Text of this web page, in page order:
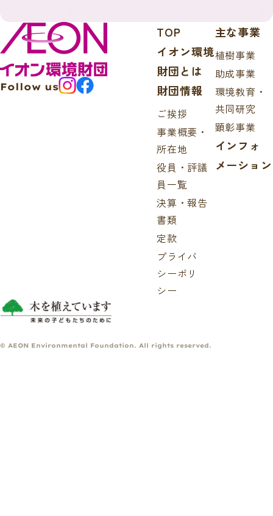
Follow us
TOP
イオン環境
財団とは
財団情報
ご挨拶
事業概要・
所在地
役員・評議
員一覧
決算・報告
書類
定款
プライバ
シーポリ
シー
主な事業
植樹事業
助成事業
環境教育・
共同研究
顕彰事業
インフォ
メーション
© AEON Environmental Foundation. All rights reserved.